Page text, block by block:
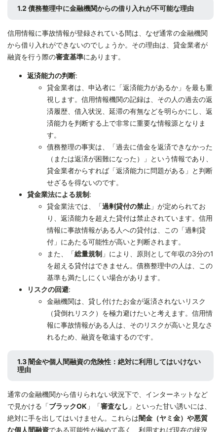
1.2 債務整理中に金融機関からの借り入れが不可能な理由
信用情報に事故情報が登録されている間は、なぜ通常の金融機関
から借り入れができないのでしょうか。その理由は、貸金業者が
融資を行う際の審査基準にあります。
返済能力の判断:
貸金業者は、申込者に「返済能力があるか」を最も重
視します。信用情報機関の記録は、その人の過去の返
済履歴、借入状況、延滞の有無などを明らかにし、返
済能力を判断する上で非常に重要な情報源となりま
す。
債務整理の事実は、「過去に借金を返済できなかった
（または返済が困難になった）」という情報であり、
貸金業者からすれば「返済能力に問題がある」と判断
せざるを得ないのです。
貸金業法による規制:
貸金業法では、「過剰貸付の禁止 」が定められてお
り、返済能力を超えた貸付は禁止されています。信用
情報に事故情報がある人への貸付は、この「過剰貸
付」にあたる可能性が高いと判断されます。
また、「総量規制 」により、原則として年収の3分の1
を超える貸付はできません。債務整理中の人は、この
基準も満たしにくい場合があります。
リスクの回避:
金融機関は、貸し付けたお金が返済されないリスク
（貸倒れリスク）を極力避けたいと考えます。信用情
報に事故情報がある人は、そのリスクが高いと見なさ
れるため、融資を敬遠するのです。
1.3 闇金や個人間融資の危険性：絶対に利用してはいけない
理由
通常の金融機関から借りられない状況下で、インターネットなど
で見かける「ブラックOK 」「審査なし 」といった甘い誘いには、
絶対に手を出してはいけません。これらは闇金（ヤミ金）や悪質
な個人間融資である可能性が極めて高く、利用すれば現在の状況